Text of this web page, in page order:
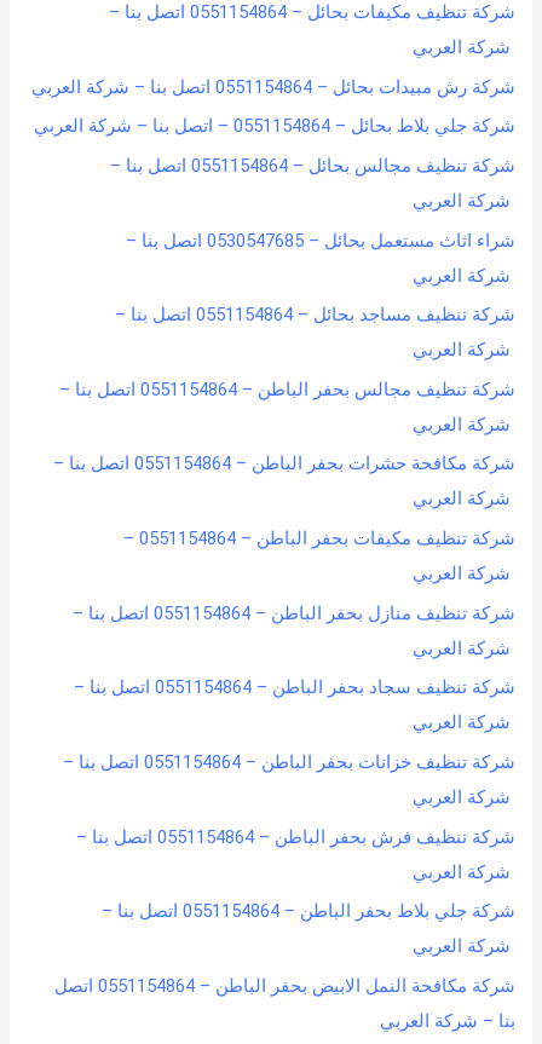
شركة تنظيف مكيفات بحائل – 0551154864 اتصل بنا –
شركة العربي
شركة رش مبيدات بحائل – 0551154864 اتصل بنا – شركة العربي
شركة جلي بلاط بحائل – 0551154864 – اتصل بنا – شركة العربي
شركة تنظيف مجالس بحائل – 0551154864 اتصل بنا –
شركة العربي
شراء اثاث مستعمل بحائل – 0530547685 اتصل بنا –
شركة العربي
شركة تنظيف مساجد بحائل – 0551154864 اتصل بنا –
شركة العربي
شركة تنظيف مجالس بحفر الباطن – 0551154864 اتصل بنا –
شركة العربي
شركة مكافحة حشرات بحفر الباطن – 0551154864 اتصل بنا –
شركة العربي
شركة تنظيف مكيفات بحفر الباطن – 0551154864 –
شركة العربي
شركة تنظيف منازل بحفر الباطن – 0551154864 اتصل بنا –
شركة العربي
شركة تنظيف سجاد بحفر الباطن – 0551154864 اتصل بنا –
شركة العربي
شركة تنظيف خزانات بحفر الباطن – 0551154864 اتصل بنا –
شركة العربي
شركة تنظيف فرش بحفر الباطن – 0551154864 اتصل بنا –
شركة العربي
شركة جلي بلاط بحفر الباطن – 0551154864 اتصل بنا –
شركة العربي
شركة مكافحة النمل الابيض بحفر الباطن – 0551154864 اتصل
بنا – شركة العربي